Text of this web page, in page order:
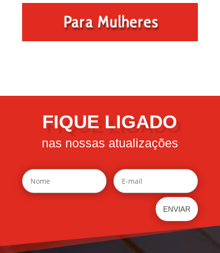
FIQUE LIGADO
nas nossas atualizações